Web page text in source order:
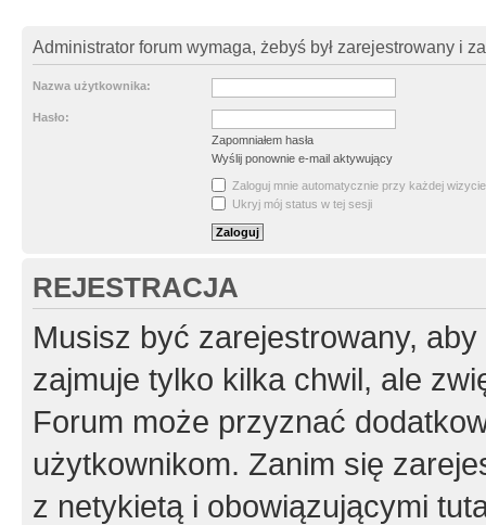
Administrator forum wymaga, żebyś był zarejestrowany i
Nazwa użytkownika:
Hasło:
Zapomniałem hasła
Wyślij ponownie e-mail aktywujący
Zaloguj mnie automatycznie przy każdej wizycie
Ukryj mój status w tej sesji
REJESTRACJA
Musisz być zarejestrowany,
zajmuje tylko kilka chwil, ale
Forum może przyznać
użytkownikom. Zanim się
z netykietą i obowiązującymi